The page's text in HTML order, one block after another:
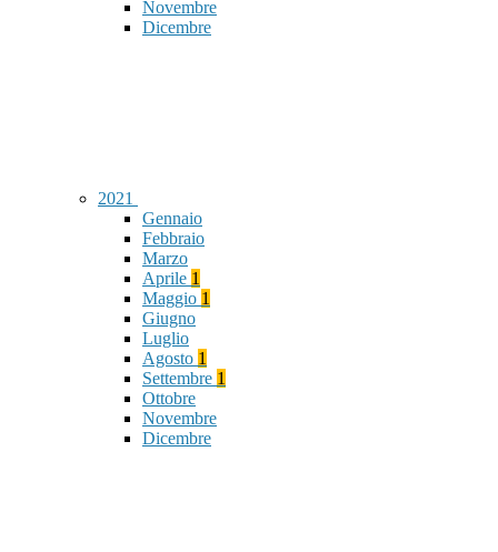
Novembre
Dicembre
2021
Gennaio
Febbraio
Marzo
Aprile 1
Maggio 1
Giugno
Luglio
Agosto 1
Settembre 1
Ottobre
Novembre
Dicembre